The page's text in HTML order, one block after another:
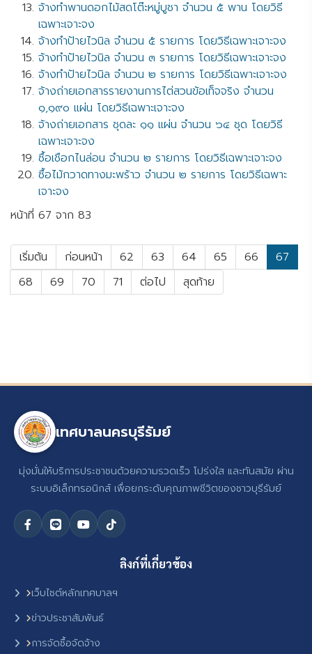
จ้างทำพานดอกไม้สดโต๊ะหมู่บูชา จำนวน ๕ พาน โดยวิธี
เฉพาะเจาะจง
จ้างทำป้ายไวนิล จำนวน ๕ รายการ โดยวิธีเฉพาะเจาะจง
จ้างทำป้ายไวนิล จำนวน ๓ รายการ โดยวิธีเฉพาะเจาะจง
จ้างทำป้ายไวนิล จำนวน ๒ รายการ โดยวิธีเฉพาะเจาะจง
จ้างถ่ายเอกสารรายงานการไต่สวนข้อเท็จจริง จำนวน
๑,๑๙๐ แผ่น โดยวิธีเฉพาะเจาะจง
จ้างถ่ายเอกสาร ชุดละ ๑๑ แผ่น จำนวน ๖๔ ชุด โดยวิธี
เฉพาะเจาะจง
ซื้อเชือกไนล่อน จำนวน ๒ รายการ โดยวิธีเฉพาะเจาะจง
ซื้อไม้กวาดทางมะพร้าว จำนวน ๒ รายการ โดยวิธีเฉพาะ
เจาะจง
หน้าที่ 67 จาก 83
เริ่มต้น ก่อนหน้า 62 63 64 65 66
67
68
69 70 71 ต่อไป สุดท้าย
เทศบาลนครบุรีรัมย์
มุ่งมั่นให้บริการประชาชนด้วยความรวดเร็ว โปร่งใส และทันสมัย ผ่าน
ระบบอิเล็กทรอนิกส์ เพื่อยกระดับคุณภาพชีวิตของชาวบุรีรัมย์
ลิงก์ที่เกี่ยวข้อง
เว็บไซต์หลักเทศบาลฯ
ข่าวประชาสัมพันธ์
การจัดซื้อจัดจ้าง